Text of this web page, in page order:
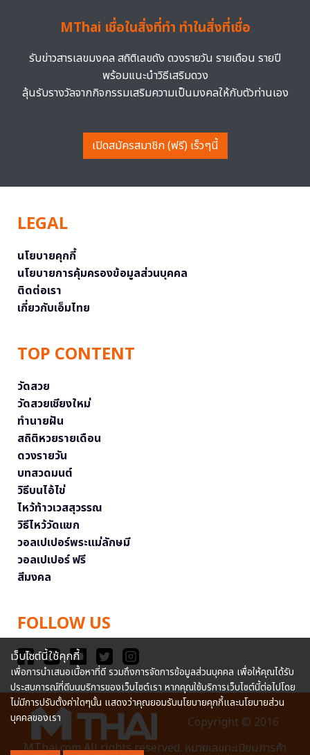
MThai เชื่อในสิ่งที่ทำ ทำในสิ่งที่เชื่อ
รับข่าวสารเลขมงคล สถิติเลขดัง ดวงรายวัน รายเดือน รายปี
พร้อมแนะนำวิธีเสริมดวง
ลุ้นรับรางวัลจากกิจกรรมเสริมความเป็นมงคลให้กับตัวท่านเอง
เปิดสมัครสมาชิก (ฟรี) เร็วๆนี้
LEGAL
นโยบายคุกกี้
นโยบายการคุ้มครองข้อมูลส่วนบุคคล
ติดต่อเรา
เกี่ยวกับเอ็มไทย
TOP CONTENT
วัดสวย
วัดสวยเชียงใหม่
ทำนายฝัน
สถิติหวยรายเดือน
ดวงรายวัน
บทสวดมนต์
วิธีบนไอ้ไข่
ไหว้ท้าวเวสสุวรรณ
วิธีไหว้วัดแขก
วอลเปเปอร์พระแม่ลักษมี
วอลเปเปอร์ ฟรี
สีมงคล
FOLLOW US
Copyright © 2016
MThai.com All rights reserved. หมายเลขทะเบียนการค้า
เว็บไซต์นี้ใช้คุกกี้
เพื่อการนำเสนอเนื้อหาที่ดี รวมถึงการจัดการข้อมูลส่วนบุคคล เพื่อให้คุณได้รับ
ประสบการณ์ที่ดีบนบริการของเว็บไซต์เรา หากคุณใช้บริการเว็บไซต์นี้ต่อไปโดย
ไม่มีการปรับตั้งค่าใดๆนั้น แสดงว่าคุณยอมรับนโยบายคุกกี้และนโยบายส่วน
บุคคลของเรา